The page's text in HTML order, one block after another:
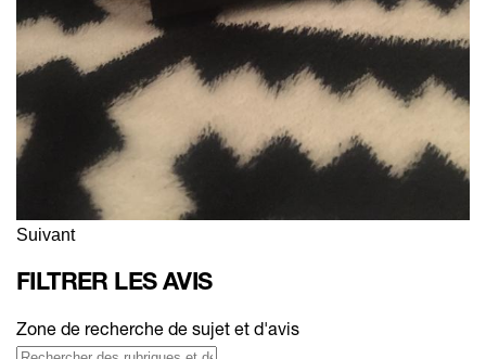
Suivant
FILTRER LES AVIS
Zone de recherche de sujet et d'avis